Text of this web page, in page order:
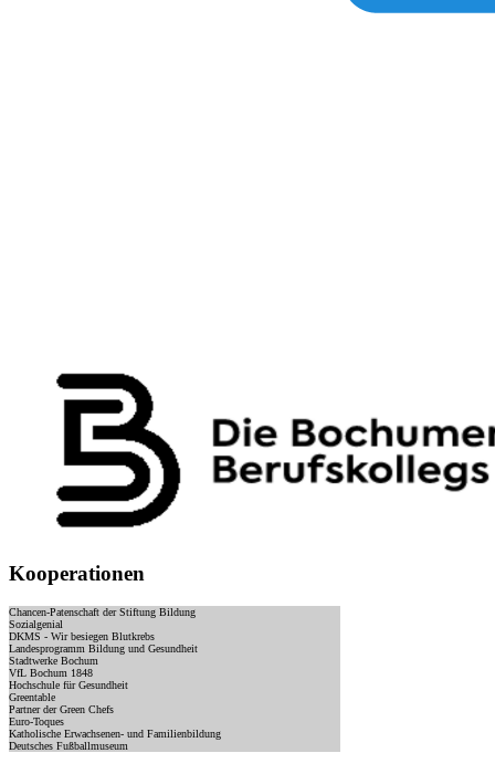
Kooperationen
Chancen-Patenschaft der Stiftung Bildung
Sozialgenial
DKMS - Wir besiegen Blutkrebs
Landesprogramm Bildung und Gesundheit
Stadtwerke Bochum
VfL Bochum 1848
Hochschule für Gesundheit
Greentable
Partner der Green Chefs
Euro-Toques
Katholische Erwachsenen- und Familienbildung
Deutsches Fußballmuseum